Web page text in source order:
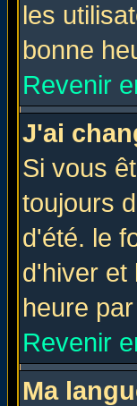
les
bonne
Revenir
J'ai
Si vous
toujours
d'été. le
d'hiver et
heure
Revenir
Ma